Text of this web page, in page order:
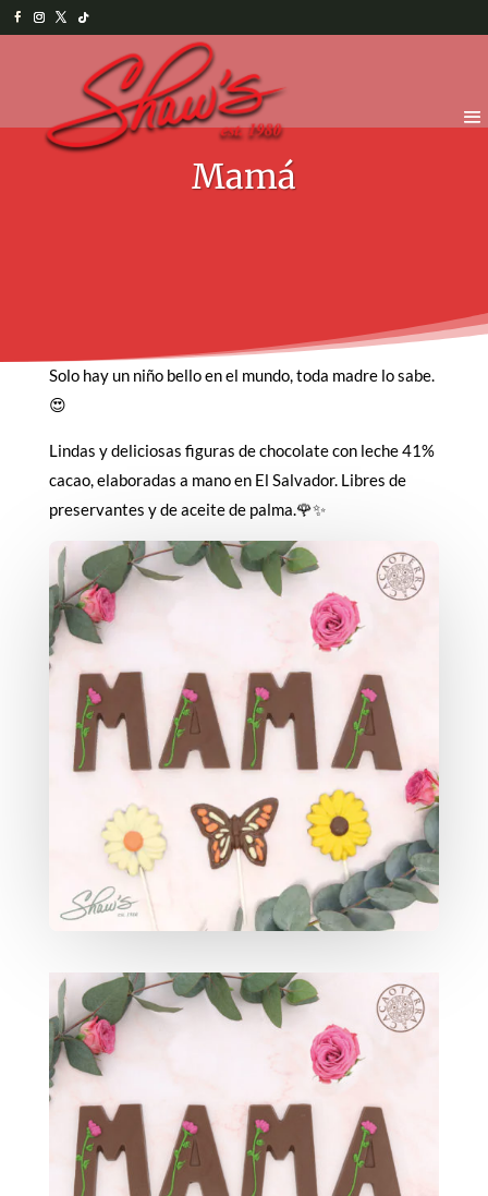
Mamá
Solo hay un niño bello en el mundo, toda madre lo sabe.
😍
Lindas y deliciosas figuras de chocolate con leche 41%
cacao, elaboradas a mano en El Salvador. Libres de
preservantes y de aceite de palma.🌹✨